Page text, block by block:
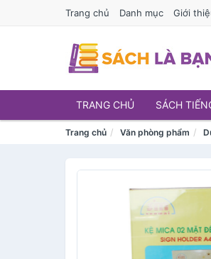
Trang chủ Danh mục Giới
TRANG CHỦ SÁCH
Trang chủ Văn phòng phẩm